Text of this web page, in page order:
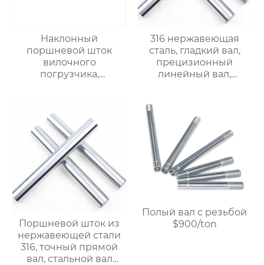
Наклонный
поршневой шток
вилочного
погрузчика,
вал, линейный
подшипниковый вал,
жесткий
хромированный
полированный вал,
доступна
кастомизация, прямая
продажа с завода.
316 нержавеющая
сталь, гладкий вал,
прецизионный
линейный вал,
подшипниковый вал,
цельный
хромированный
полый вал.$950/Ton
Поршневой шток из
нержавеющей стали
316, точный прямой
вал, стальной вал
Полый вал с резьбой
$900/ton